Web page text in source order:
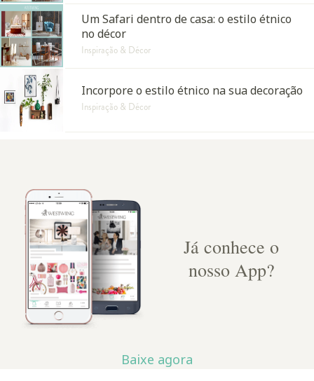
Um Safari dentro de casa: o estilo étnico
no décor
Inspiração & Décor
Incorpore o estilo étnico na sua decoração
Inspiração & Décor
Já conhece o
nosso App?
Baixe agora